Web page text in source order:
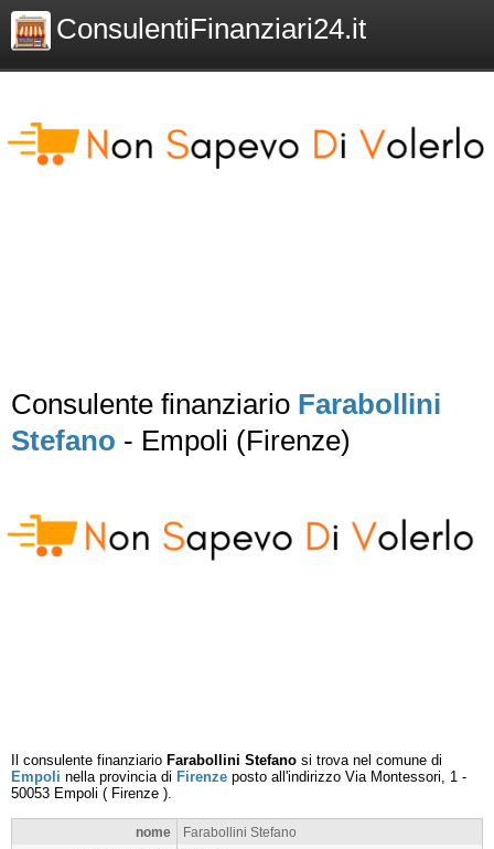
ConsulentiFinanziari24.it
Consulente finanziario Farabollini
Stefano - Empoli (Firenze)
Il consulente finanziario Farabollini Stefano si trova nel comune di
Empoli nella provincia di Firenze posto all'indirizzo Via Montessori, 1 -
50053 Empoli ( Firenze ).
nome
Farabollini Stefano